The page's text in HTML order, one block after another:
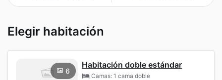
Elegir habitación
6
Habitación doble estándar
Camas: 1 cama doble